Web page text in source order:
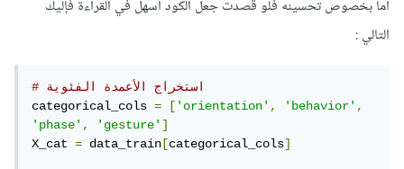
أما بخصوص تحسينه فلو قصدت جعل الكود أسهل في القراءة فإليك
التالي
# استخراج الأعمدة الفئوية
categorical_cols = ['orientation', 'behavior',
'phase', 'gesture']
X_cat = data_train [categorical_cols]